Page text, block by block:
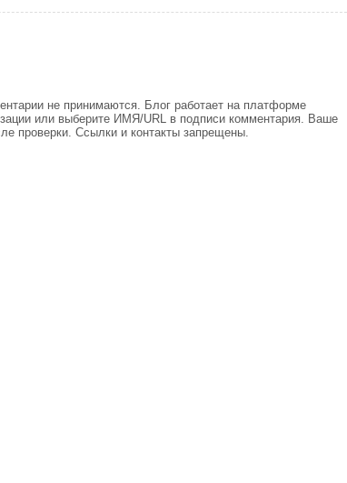
не принимаются. Блог работает на платформе
или выберите ИМЯ/URL в подписи комментария. Ваше
проверки. Ссылки и контакты запрещены.